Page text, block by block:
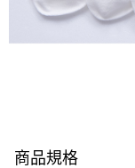
商品規格